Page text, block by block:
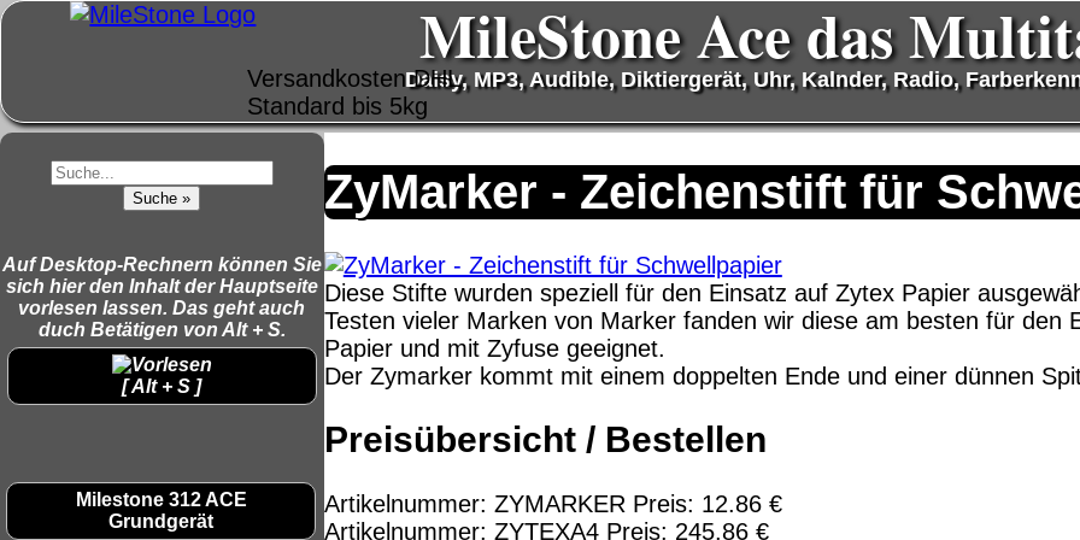
MileStone Ace das
Daisy, MP3, Audible, Diktiergerät, Uhr, Kalnder, Radio,
Auf Desktop-Rechnern können Sie
sich hier den Inhalt der Hauptseite
vorlesen lassen. Das geht auch
duch Betätigen von Alt + S.
[ Alt + S ]
Milestone 312 ACE
Grundgerät
ZyMarker - Zeichenstift für
Diese Stifte wurden speziell für den Einsatz auf Zytex Papier
Testen vieler Marken von Marker fanden wir diese am besten für den
Papier und mit Zyfuse geeignet.
Der Zymarker kommt mit einem doppelten Ende und einer dünnen
Preisübersicht / Bestellen
Artikelnummer: ZYMARKER Preis: 12.86 €
Artikelnummer: ZYTEXA4 Preis: 245.86 €
QR Code:
Versandkosten DHL
Standard bis 5kg
Nachnahme: 8.95 €
Deutschland
Deutschland PayPal:
6.95 €
EU (inkl. Schweiz)
Vorkasse: 20.00 €
EU (inkl. Schweiz)
PayPal: 20.00 €
Der Versand erfolgt als
versichertes Paket.
Software Download only
Deutschland Vorkasse: 0.00 €
Deutschland PayPal: 0.00 €
EU (inkl. Schweiz) Vorkasse: 0.00 €
EU (inkl. Schweiz) PayPal: 0.00 €
Lizenzschlüssel und die Rechnung / Lieferschein.